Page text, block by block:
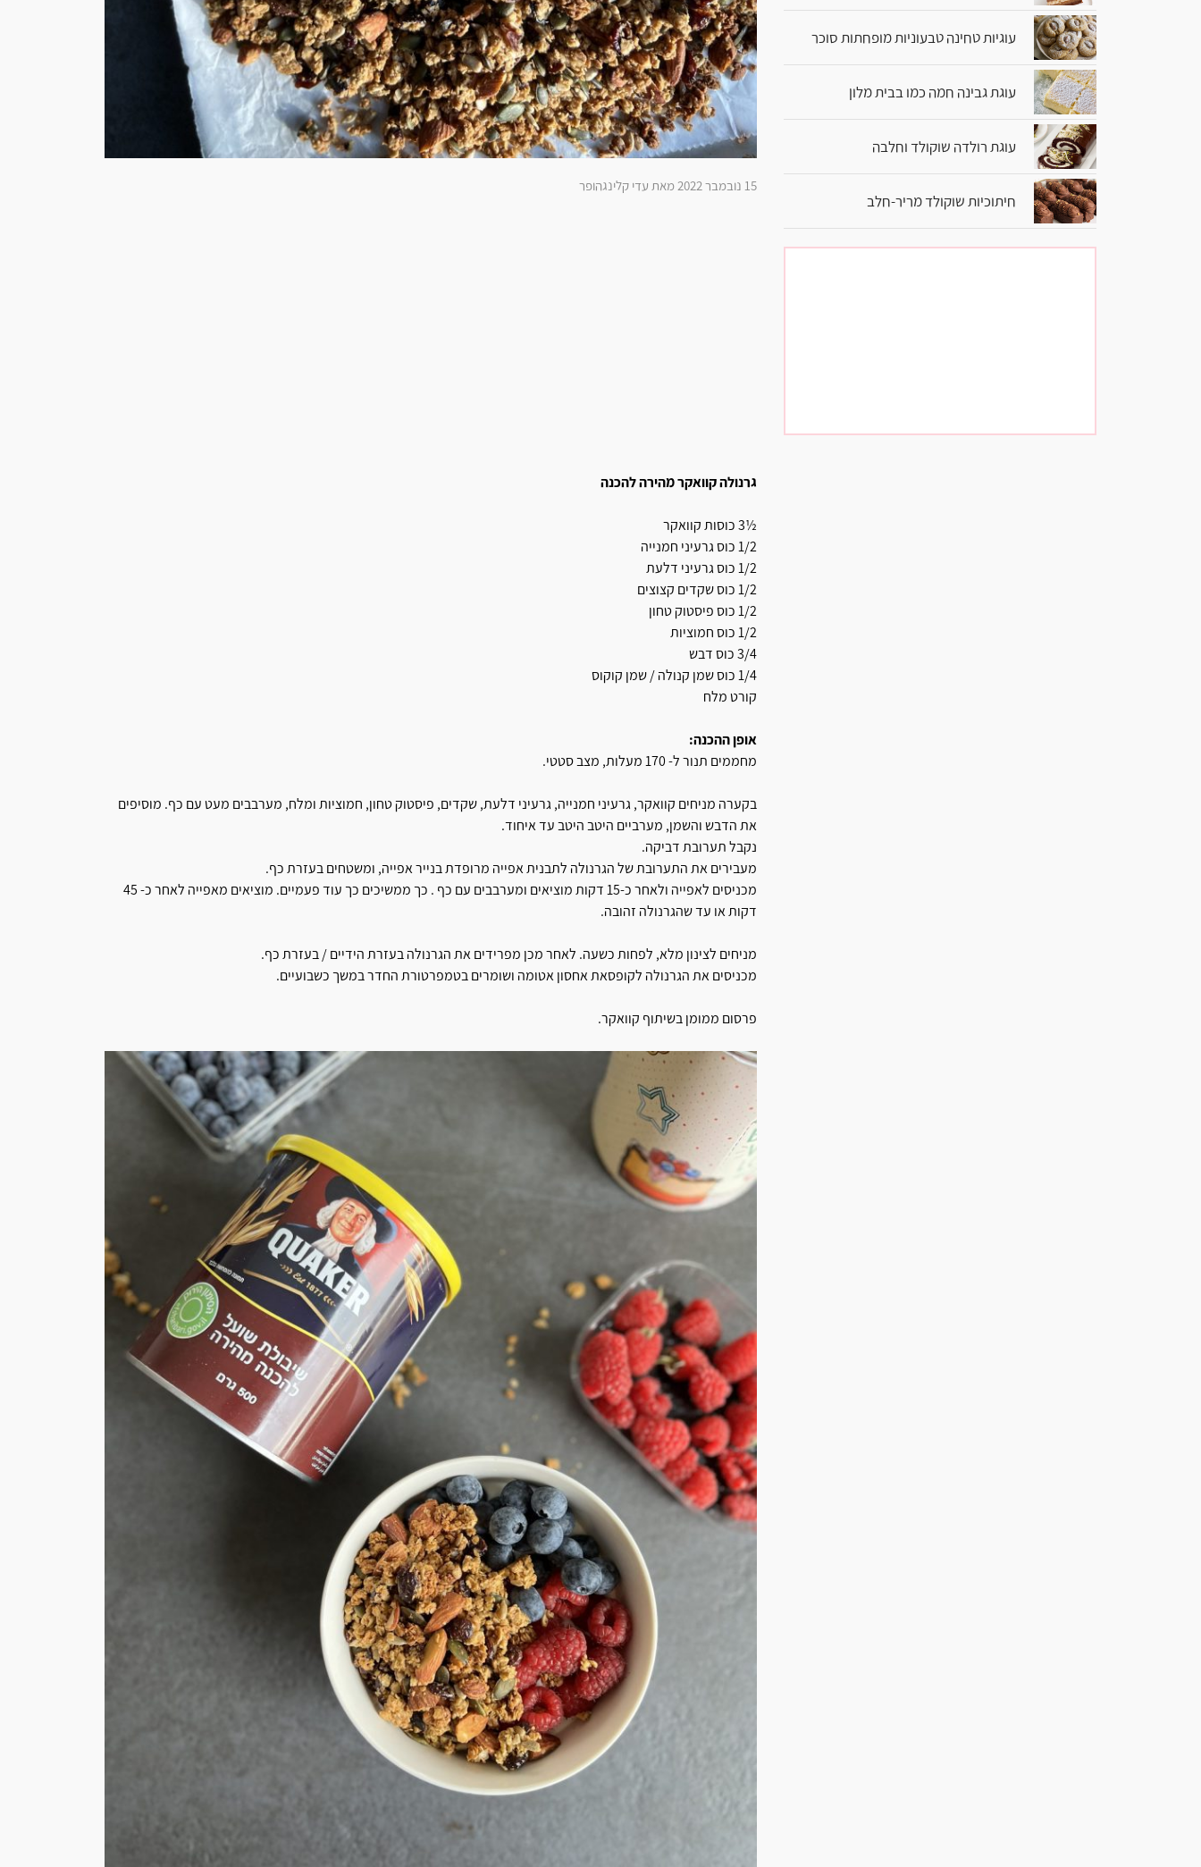
עוגיות טחינה טבעוניות מופחתות סוכר
עוגת גבינה חמה כמו בבית מלון
עוגת רולדה שוקולד וחלבה
חיתוכיות שוקולד מריר-חלב
15 נובמבר 2022 מאת עדי קלינגהופר
גרנולה קוואקר מהירה להכנה
½3 כוסות קוואקר
1/2 כוס גרעיני חמנייה
1/2 כוס גרעיני דלעת
1/2 כוס שקדים קצוצים
1/2 כוס פיסטוק טחון
1/2 כוס חמוציות
3/4 כוס דבש
1/4 כוס שמן קנולה / שמן קוקוס
קורט מלח
אופן ההכנה:
מחממים תנור ל- 170 מעלות, מצב סטטי.
בקערה מניחים קוואקר, גרעיני חמנייה, גרעיני דלעת, שקדים, פיסטוק טחון, חמוציות ומלח, מערבבים מעט עם כף. מוסיפים
את הדבש והשמן, מערביים היטב היטב עד איחוד.
נקבל תערובת דביקה.
מעבירים את התערובת של הגרנולה לתבנית אפייה מרופדת בנייר אפייה, ומשטחים בעזרת כף.
מכניסים לאפייה ולאחר כ-15 דקות מוציאים ומערבבים עם כף . כך ממשיכים כך עוד פעמיים. מוציאים מאפייה לאחר כ- 45
דקות או עד שהגרנולה זהובה.
מניחים לצינון מלא, לפחות כשעה. לאחר מכן מפרידים את הגרנולה בעזרת הידיים / בעזרת כף.
מכניסים את הגרנולה לקופסאת אחסון אטומה ושומרים בטמפרטורת החדר במשך כשבועיים.
פרסום ממומן בשיתוף קוואקר.